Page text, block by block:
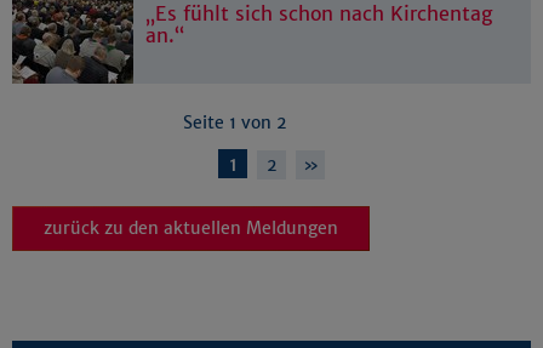
„Es fühlt sich schon nach Kirchentag
an.“
Seite 1 von 2
1 2 »
zurück zu den aktuellen Meldungen